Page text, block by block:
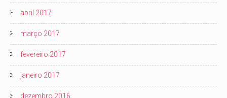
abril 2017
março 2017
fevereiro 2017
janeiro 2017
dezembro 2016